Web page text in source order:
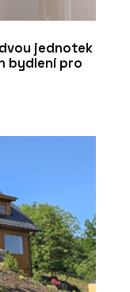
jednotek
bydlení pro